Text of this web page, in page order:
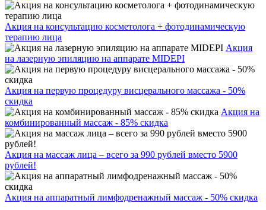
Акция на консультацию косметолога + фотодинамическую
терапию лица
Акция
на лазерную эпиляцию на аппарате MIDEPI
Акция на первую процедуру висцерального массажа - 50%
скидка
Акция на
комбинированный массаж - 85% скидка
Акция на массаж лица – всего за 990 рублей вместо 5900
рублей!
Акция на аппаратный лимфодренажный массаж - 50% скидка